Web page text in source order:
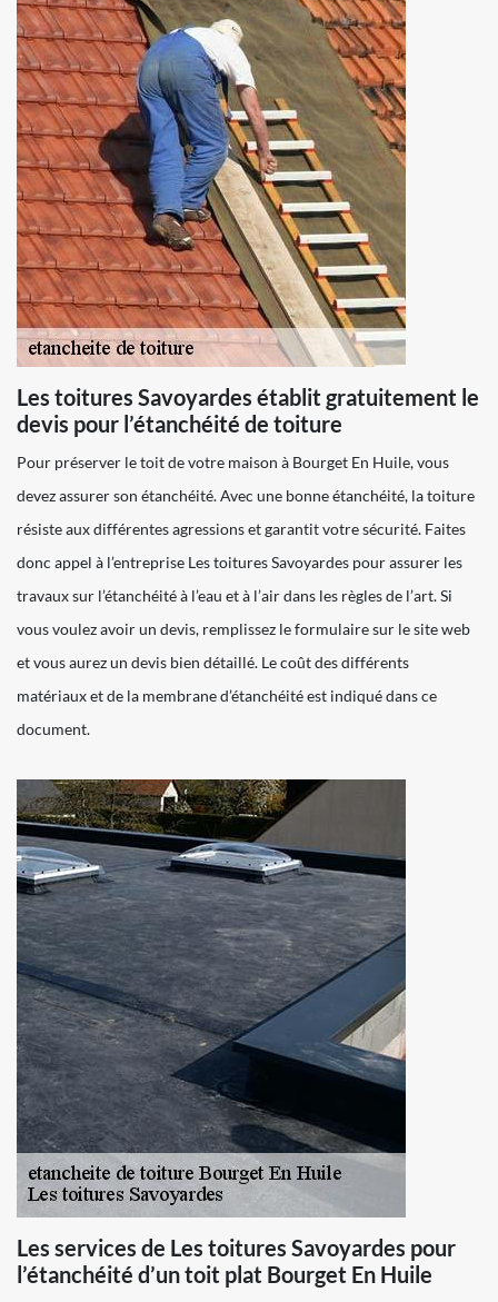
Les toitures Savoyardes établit gratuitement le
devis pour l’étanchéité de toiture
Pour préserver le toit de votre maison à Bourget En Huile, vous
devez assurer son étanchéité. Avec une bonne étanchéité, la toiture
résiste aux différentes agressions et garantit votre sécurité. Faites
donc appel à l’entreprise Les toitures Savoyardes pour assurer les
travaux sur l’étanchéité à l’eau et à l’air dans les règles de l’art. Si
vous voulez avoir un devis, remplissez le formulaire sur le site web
et vous aurez un devis bien détaillé. Le coût des différents
matériaux et de la membrane d’étanchéité est indiqué dans ce
document.
Les services de Les toitures Savoyardes pour
l’étanchéité d’un toit plat Bourget En Huile